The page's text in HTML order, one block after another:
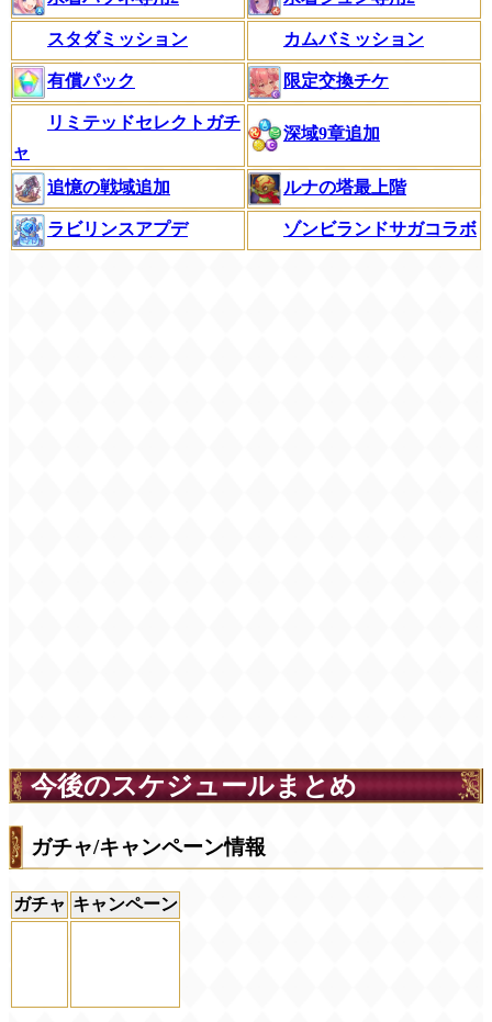
スタダミッション カムバミッション
有償パック 限定交換チケ
リミテッドセレクトガチ
ャ
深域9章追加
追憶の戦域追加 ルナの塔最上階
ラビリンスアプデ ゾンビランドサガコラボ
今後のスケジュールまとめ
ガチャ/キャンペーン情報
ガチャ キャンペーン